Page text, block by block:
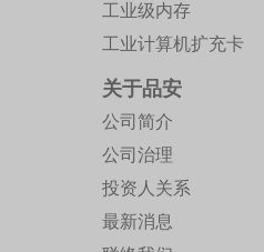
工业级内存
工业计算机扩充卡
关于品安
公司简介
公司治理
投资人关系
最新消息